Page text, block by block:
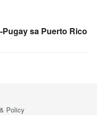
sa Puerto Rico
Policy